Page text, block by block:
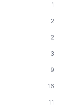
1
2
2
3
9
16
11